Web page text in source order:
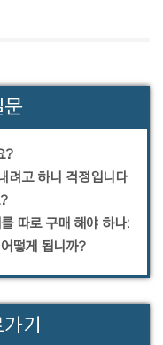
문
?
려고 하니 걱정입니다.
따로 구매 해야 하나요?
떻게 됩니까?
기